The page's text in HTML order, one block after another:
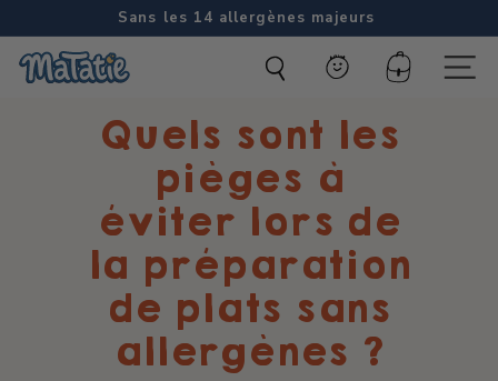
au
contenu
Diaporama
Pause
Sans les 14 allergènes majeurs
M
Compte
Quels sont les
pièges à
éviter lors de
la préparation
de plats sans
allergènes ?